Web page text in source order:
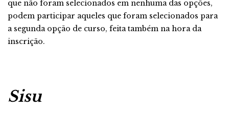
que não foram selecionados em nenhuma das opções,
podem participar aqueles que foram selecionados para
a segunda opção de curso, feita também na hora da
inscrição.
Sisu